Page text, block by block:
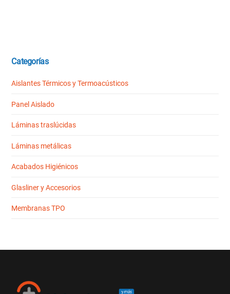
Categorías
Aislantes Térmicos y Termoacústicos
Panel Aislado
Láminas traslúcidas
Láminas metálicas
Acabados Higiénicos
Glasliner y Accesorios
Membranas TPO